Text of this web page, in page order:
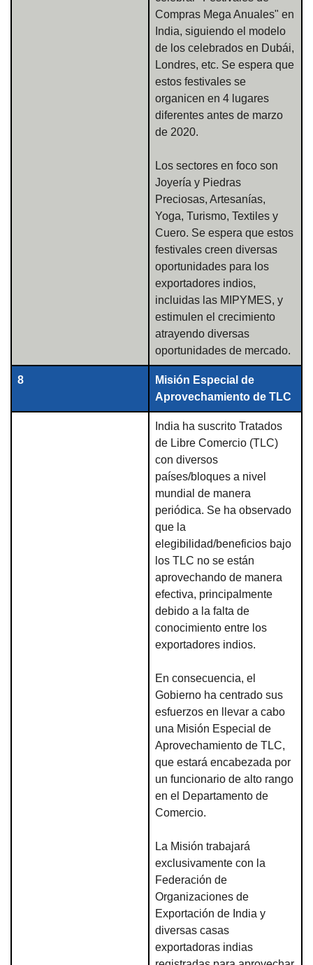
Compras Mega Anuales" en
India, siguiendo el modelo
de los celebrados en Dubái,
Londres, etc. Se espera que
estos festivales se
organicen en 4 lugares
diferentes antes de marzo
de 2020.
Los sectores en foco son
Joyería y Piedras
Preciosas, Artesanías,
Yoga, Turismo, Textiles y
Cuero. Se espera que estos
festivales creen diversas
oportunidades para los
exportadores indios,
incluidas las MIPYMES, y
estimulen el crecimiento
atrayendo diversas
oportunidades de mercado.
8
Misión Especial de
Aprovechamiento de TLC
India ha suscrito Tratados
de Libre Comercio (TLC)
con diversos
países/bloques a nivel
mundial de manera
periódica. Se ha observado
que la
elegibilidad/beneficios bajo
los TLC no se están
aprovechando de manera
efectiva, principalmente
debido a la falta de
conocimiento entre los
exportadores indios.
En consecuencia, el
Gobierno ha centrado sus
esfuerzos en llevar a cabo
una Misión Especial de
Aprovechamiento de TLC,
que estará encabezada por
un funcionario de alto rango
en el Departamento de
Comercio.
La Misión trabajará
exclusivamente con la
Federación de
Organizaciones de
Exportación de India y
diversas casas
exportadoras indias